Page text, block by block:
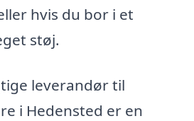
hvis du bor i et
støj.
leverandør til
i Hedensted er en